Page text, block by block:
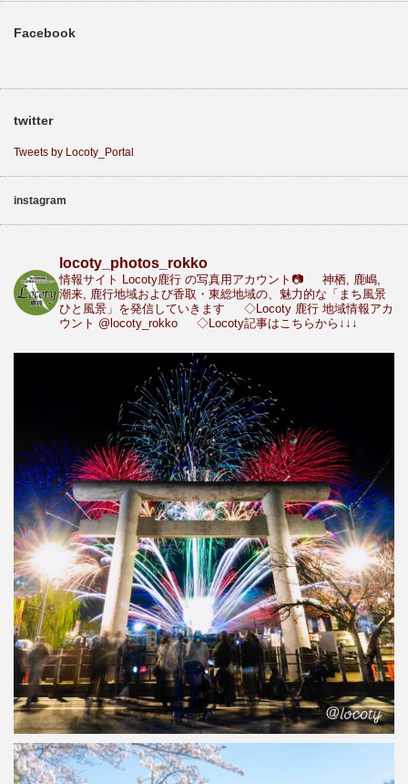
Facebook
twitter
Tweets by Locoty_Portal
instagram
locoty_photos_rokko
情報サイト Locoty鹿行 の写真用アカウント📷
神栖, 鹿嶋,
潮来, 鹿行地域および香取・東総地域の、魅力的な「まち風景
ひと風景」を発信していきます
◇Locoty 鹿行 地域情報アカ
ウント @locoty_rokko ◇Locoty記事はこちらから↓↓↓